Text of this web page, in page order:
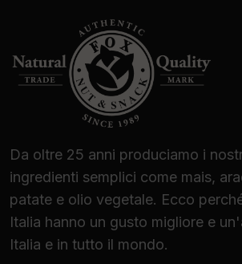
Da oltre 25 anni produciamo i
ingredienti semplici come mais,
patate e olio vegetale. Ecco
Italia hanno un gusto migliore e
Italia e in tutto il mondo.